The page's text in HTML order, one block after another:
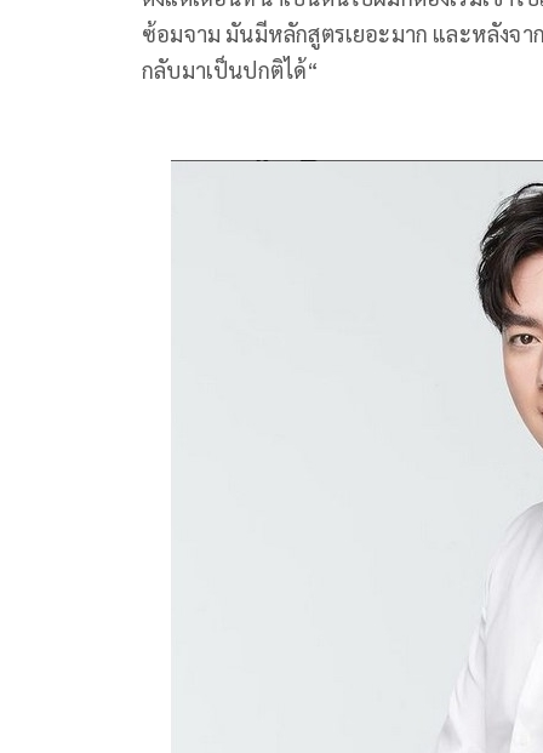
ซ้อมจาม มันมีหลักสูตรเยอะมาก และหลังจ
กลับมาเป็นปกติได้“